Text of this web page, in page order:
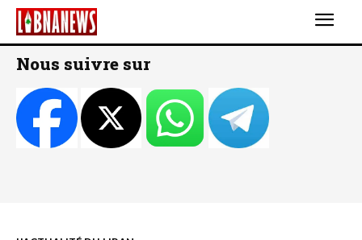
Nous suivre sur